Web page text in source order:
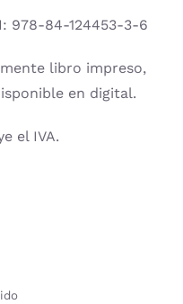
978-84-124453-3-6
libro impreso,
en digital.
el IVA.